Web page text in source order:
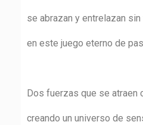
se abrazan y entrelazan sin
en este juego eterno de
Dos fuerzas que se atraen
creando un universo de